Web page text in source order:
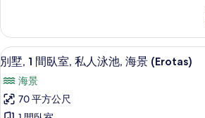
(Ianthi)
的
所
有
相
私
人
泳
池,
海
景
(Ianthi)
顯
示
別
墅,
高級寢具
14
別墅, 1 間臥室, 私人泳池, 海景 (Erotas)
海景
70 平方公尺